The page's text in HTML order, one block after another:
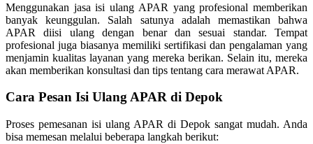
Menggunakan jasa isi ulang APAR yang profesional memberikan
banyak keunggulan. Salah satunya adalah memastikan bahwa
APAR diisi ulang dengan benar dan sesuai standar. Tempat
profesional juga biasanya memiliki sertifikasi dan pengalaman yang
menjamin kualitas layanan yang mereka berikan. Selain itu, mereka
akan memberikan konsultasi dan tips tentang cara merawat APAR.
Cara Pesan Isi Ulang APAR di Depok
Proses pemesanan isi ulang APAR di Depok sangat mudah. Anda
bisa memesan melalui beberapa langkah berikut: